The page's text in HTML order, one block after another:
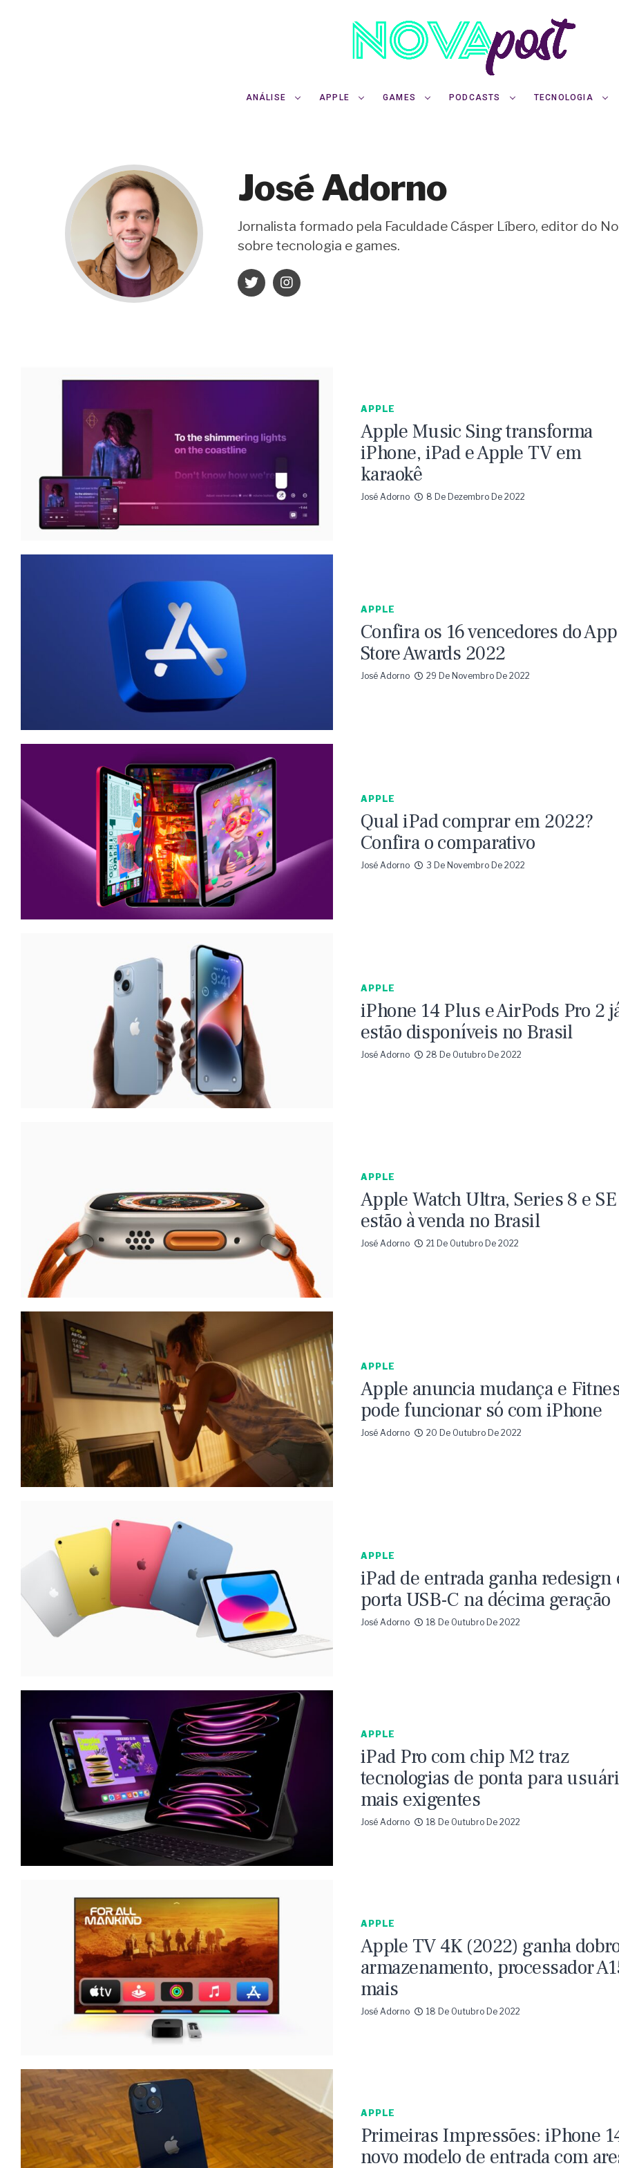
ANÁLISE APPLE GAMES PODCASTS TECNOLOGIA
José Adorno
Jornalista formado pela Faculdade Cásper Líbero, editor do
sobre tecnologia e games.
APPLE
Apple Music Sing transforma
iPhone, iPad e Apple TV em
karaokê
José Adorno 8 De Dezembro De 2022
APPLE
Confira os 16 vencedores do App
Store Awards 2022
José Adorno 29 De Novembro De 2022
APPLE
Qual iPad comprar em 2022?
Confira o comparativo
José Adorno 3 De Novembro De 2022
APPLE
iPhone 14 Plus e AirPods Pro 2
estão disponíveis no Brasil
José Adorno 28 De Outubro De 2022
APPLE
Apple Watch Ultra, Series 8 e
estão à venda no Brasil
José Adorno 21 De Outubro De 2022
APPLE
Apple anuncia mudança e
pode funcionar só com iPhone
José Adorno 20 De Outubro De 2022
APPLE
iPad de entrada ganha redesign
porta USB-C na décima geração
José Adorno 18 De Outubro De 2022
APPLE
iPad Pro com chip M2 traz
tecnologias de ponta para
mais exigentes
José Adorno 18 De Outubro De 2022
APPLE
Apple TV 4K (2022) ganha
armazenamento, processador
mais
José Adorno 18 De Outubro De 2022
APPLE
Primeiras Impressões: iPhone
novo modelo de entrada com